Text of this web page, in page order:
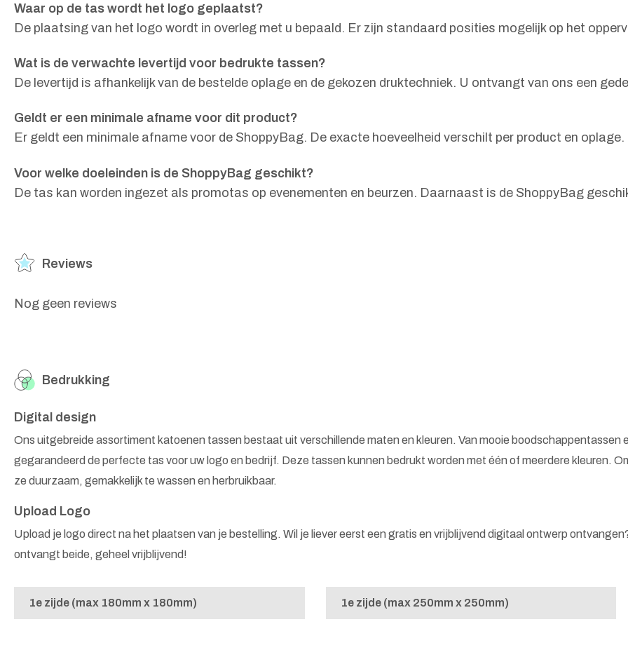
Waar op de tas wordt het logo geplaatst?
De plaatsing van het logo wordt in overleg met u bepaald. Er zijn standaard posities mogelijk op het
Wat is de verwachte levertijd voor bedrukte tassen?
De levertijd is afhankelijk van de bestelde oplage en de gekozen druktechniek. U ontvangt van ons een
Geldt er een minimale afname voor dit product?
Er geldt een minimale afname voor de ShoppyBag. De exacte hoeveelheid verschilt per product en oplage.
Voor welke doeleinden is de ShoppyBag geschikt?
De tas kan worden ingezet als promotas op evenementen en beurzen. Daarnaast is de ShoppyBag
Reviews
Nog geen reviews
Bedrukking
Digital design
Ons uitgebreide assortiment katoenen tassen bestaat uit verschillende maten en kleuren. Van mooie
gegarandeerd de perfecte tas voor uw logo en bedrijf. Deze tassen kunnen bedrukt worden met één of meerdere kleuren.
ze duurzaam, gemakkelijk te wassen en herbruikbaar.
Upload Logo
Upload je logo direct na het plaatsen van je bestelling. Wil je liever eerst een gratis en vrijblijvend digitaal ontwerp
ontvangt beide, geheel vrijblijvend!
1e zijde (max 180mm x 180mm) 1e zijde (max 250mm x 250mm)